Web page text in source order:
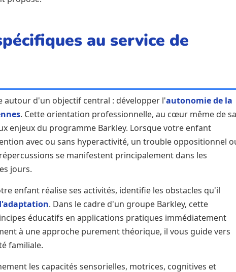
au service de
d'un objectif central : développer l'autonomie de la
. Cette orientation professionnelle, au cœur même de sa
enjeux du programme Barkley. Lorsque votre enfant
avec ou sans hyperactivité, un trouble oppositionnel
se manifestent principalement dans les
jours.
enfant réalise ses activités, identifie les obstacles qu'il
. Dans le cadre d'un groupe Barkley, cette
éducatifs en applications pratiques immédiatement
à une approche purement théorique, il vous guide vers
familiale.
les capacités sensorielles, motrices, cognitives et